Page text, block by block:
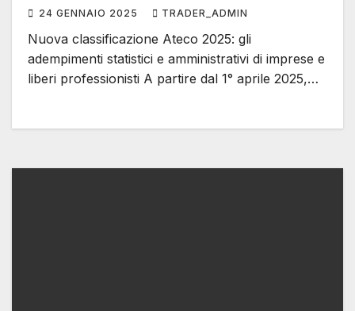
24 GENNAIO 2025 TRADER_ADMIN
Nuova classificazione Ateco 2025: gli
adempimenti statistici e amministrativi di imprese e
liberi professionisti A partire dal 1° aprile 2025,…